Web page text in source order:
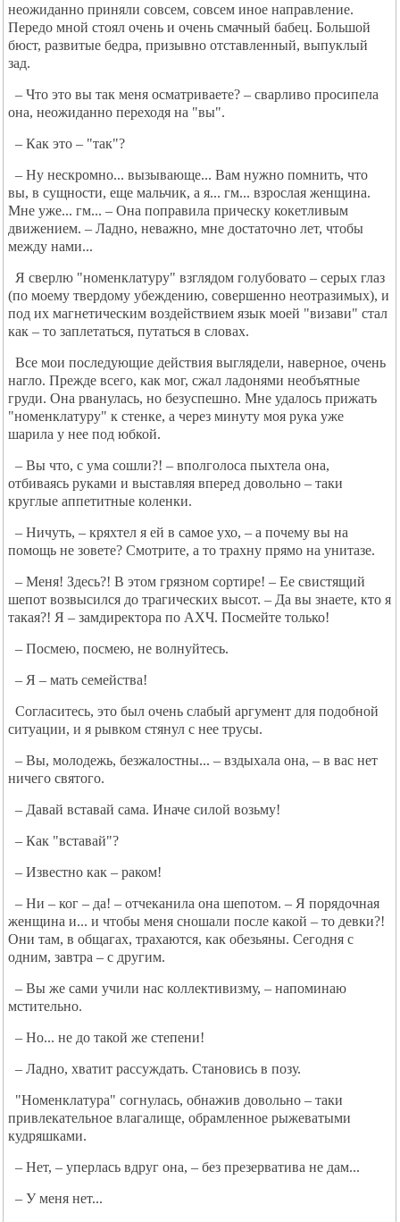
неожиданно приняли совсем, совсем иное направление.
Передо мной стоял очень и очень смачный бабец. Большой
бюст, развитые бедра, призывно отставленный, выпуклый
зад.
– Что это вы так меня осматриваете? – сварливо просипела
она, неожиданно переходя на "вы".
– Как это – "так"?
– Ну нескромно... вызывающе... Вам нужно помнить, что
вы, в сущности, еще мальчик, а я... гм... взрослая женщина.
Мне уже... гм... – Она поправила прическу кокетливым
движением. – Ладно, неважно, мне достаточно лет, чтобы
между нами...
Я сверлю "номенклатуру" взглядом голубовато – серых глаз
(по моему твердому убеждению, совершенно неотразимых), и
под их магнетическим воздействием язык моей "визави" стал
как – то заплетаться, путаться в словах.
Все мои последующие действия выглядели, наверное, очень
нагло. Прежде всего, как мог, сжал ладонями необъятные
груди. Она рванулась, но безуспешно. Мне удалось прижать
"номенклатуру" к стенке, а через минуту моя рука уже
шарила у нее под юбкой.
– Вы что, с ума сошли?! – вполголоса пыхтела она,
отбиваясь руками и выставляя вперед довольно – таки
круглые аппетитные коленки.
– Ничуть, – кряхтел я ей в самое ухо, – а почему вы на
помощь не зовете? Смотрите, а то трахну прямо на унитазе.
– Меня! Здесь?! В этом грязном сортире! – Ее свистящий
шепот возвысился до трагических высот. – Да вы знаете, кто я
такая?! Я – замдиректора по АХЧ. Посмейте только!
– Посмею, посмею, не волнуйтесь.
– Я – мать семейства!
Согласитесь, это был очень слабый аргумент для подобной
ситуации, и я рывком стянул с нее трусы.
– Вы, молодежь, безжалостны... – вздыхала она, – в вас нет
ничего святого.
– Давай вставай сама. Иначе силой возьму!
– Как "вставай"?
– Известно как – раком!
– Ни – ког – да! – отчеканила она шепотом. – Я порядочная
женщина и... и чтобы меня сношали после какой – то девки?!
Они там, в общагах, трахаются, как обезьяны. Сегодня с
одним, завтра – с другим.
– Вы же сами учили нас коллективизму, – напоминаю
мстительно.
– Но... не до такой же степени!
– Ладно, хватит рассуждать. Становись в позу.
"Номенклатура" согнулась, обнажив довольно – таки
привлекательное влагалище, обрамленное рыжеватыми
кудряшками.
– Нет, – уперлась вдруг она, – без презерватива не дам...
– У меня нет...